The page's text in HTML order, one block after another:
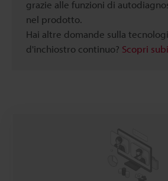
grazie alle funzioni di
nel prodotto.
Hai altre domande sulla
d'inchiostro continuo? Scopri